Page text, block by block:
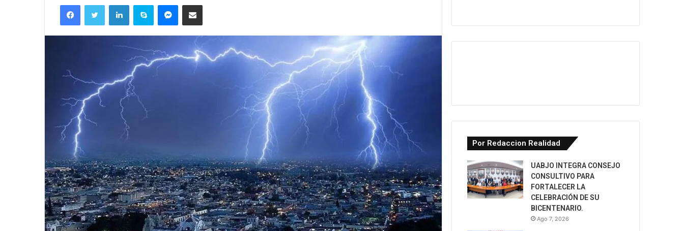
FacebookTwitter LinkedInSkype MessengerCompartir via correo electrónico
Por Redaccion Realidad
UABJO INTEGRA CONSEJO
CONSULTIVO PARA
FORTALECER LA
CELEBRACIÓN DE SU
BICENTENARIO.
Ago 7, 2026